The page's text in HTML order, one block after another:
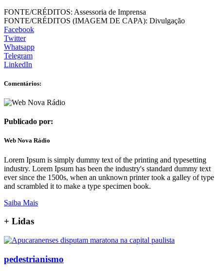
FONTE/CRÉDITOS: Assessoria de Imprensa
FONTE/CRÉDITOS (IMAGEM DE CAPA): Divulgação
Facebook
Twitter
Whatsapp
Telegram
LinkedIn
Comentários:
Publicado por:
Web Nova Rádio
Lorem Ipsum is simply dummy text of the printing and typesetting
industry. Lorem Ipsum has been the industry's standard dummy text
ever since the 1500s, when an unknown printer took a galley of type
and scrambled it to make a type specimen book.
Saiba Mais
+ Lidas
pedestrianismo